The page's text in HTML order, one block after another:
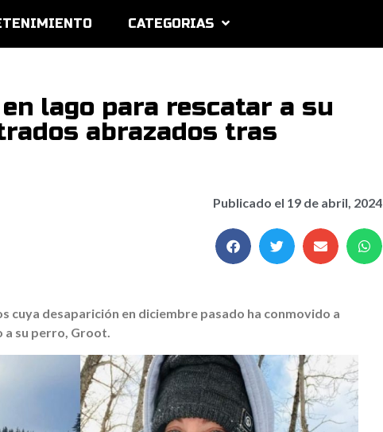
CATEGORIAS
lago para rescatar a su
abrazados tras
Publicado el 19 de abril, 2024
cuya desaparición en diciembre pasado ha conmovido a
a su perro, Groot.